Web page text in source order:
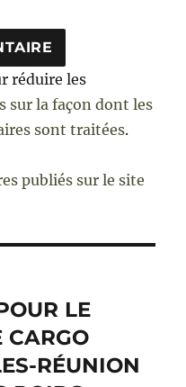
réduire les
sur la façon dont les
sont traitées.
publiés sur le site
LE
CARGO
RÉUNION